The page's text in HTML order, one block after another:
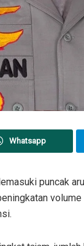
Whatsapp
puncak